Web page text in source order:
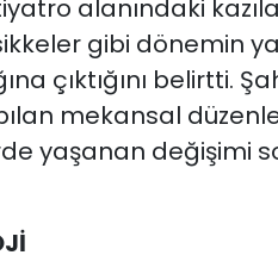
alanındaki
gibi dönemin
çıktığını belirtti.
mekansal
yaşanan değişimi